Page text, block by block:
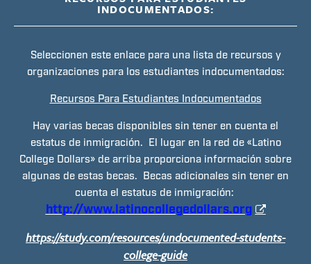
INDOCUMENTADOS:
Seleccionen este enlace para una lista de recursos y
organizaciones para los estudiantes indocumentados:
Recursos Para Estudiantes Indocumentados
Hay varias becas disponibles sin tener en cuenta el
estatus de inmigración. El lugar en la red de «Latino
College Dollars» de arriba proporciona información sobre
algunas de estas becas. Becas adicionales sin tener en
cuenta el estatus de inmigración: ​​
http://www.latinocollegedollars.org
https://study.com/resources/undocumented-students-
college-guide